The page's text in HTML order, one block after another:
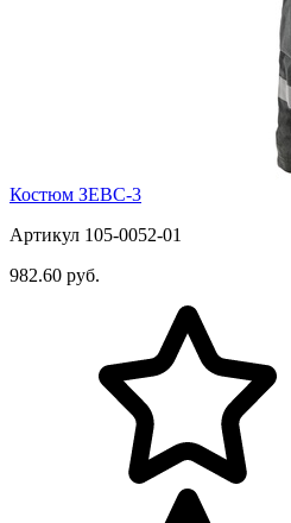
Костюм ЗЕВС-3
Артикул 105-0052-01
982.60 руб.